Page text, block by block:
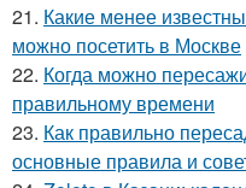
21. Какие менее
можно посетить в Москве
22. Когда можно
правильному времени
23. Как правильно
основные правила и